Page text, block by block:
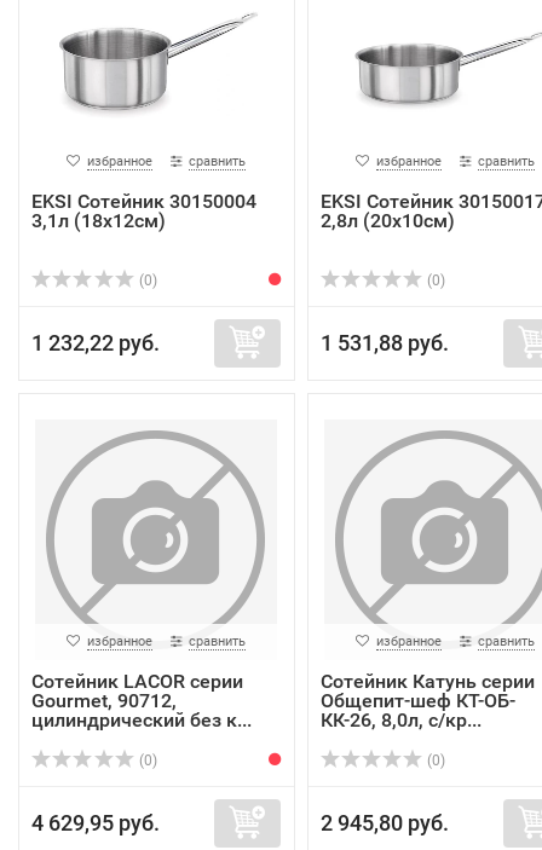
избранное сравнить
EKSI Сотейник 30150004
3,1л (18х12см)
(0)
1 232,22 руб.
избранное сравнить
EKSI Сотейник
2,8л (20х10см)
(0)
1 531,88 руб.
избранное сравнить
Сотейник LACOR серии
Gourmet, 90712,
цилиндрический без к...
(0)
4 629,95 руб.
избранное сравнить
Сотейник Катунь серии
Общепит-шеф КТ-ОБ-
КК-26, 8,0л, с/кр...
(0)
2 945,80 руб.